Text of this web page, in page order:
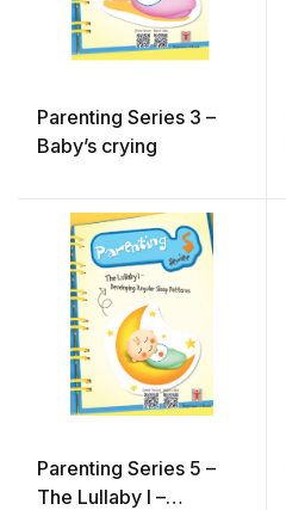
Parenting Series 3 –
Baby’s crying
Parenting Series 5 –
The Lullaby I –